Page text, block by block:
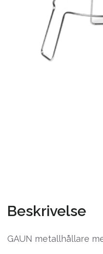
Beskrivelse
GAUN metallhållare